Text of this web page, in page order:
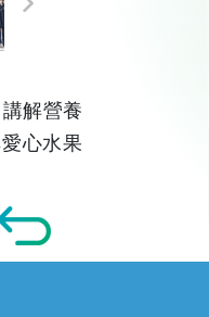
解營養
心水果